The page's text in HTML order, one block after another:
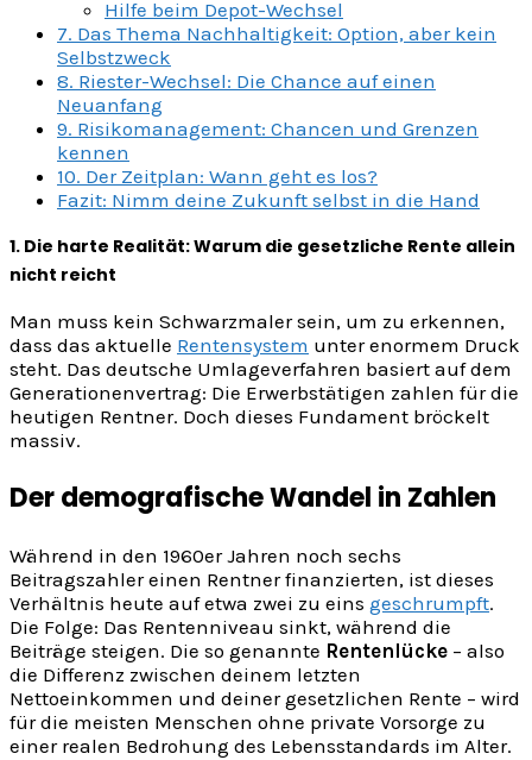
Hilfe beim Depot-Wechsel
7. Das Thema Nachhaltigkeit: Option, aber kein
Selbstzweck
8. Riester-Wechsel: Die Chance auf einen
Neuanfang
9. Risikomanagement: Chancen und Grenzen
kennen
10. Der Zeitplan: Wann geht es los?
Fazit: Nimm deine Zukunft selbst in die Hand
1. Die harte Realität: Warum die gesetzliche Rente allein
nicht reicht
Man muss kein Schwarzmaler sein, um zu erkennen,
dass das aktuelle Rentensystem unter enormem Druck
steht. Das deutsche Umlageverfahren basiert auf dem
Generationenvertrag: Die Erwerbstätigen zahlen für die
heutigen Rentner. Doch dieses Fundament bröckelt
massiv.
Der demografische Wandel in Zahlen
Während in den 1960er Jahren noch sechs
Beitragszahler einen Rentner finanzierten, ist dieses
Verhältnis heute auf etwa zwei zu eins geschrumpft.
Die Folge: Das Rentenniveau sinkt, während die
Beiträge steigen. Die so genannte Rentenlücke – also
die Differenz zwischen deinem letzten
Nettoeinkommen und deiner gesetzlichen Rente – wird
für die meisten Menschen ohne private Vorsorge zu
einer realen Bedrohung des Lebensstandards im Alter.